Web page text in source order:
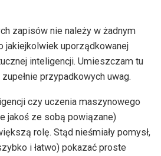
zapisów nie należy w żadnym
jakiejkolwiek uporządkowanej
inteligencji. Umieszczam tu
przypadkowych uwag.
czy uczenia maszynowego
jakoś ze sobą powiązane)
rolę. Stąd nieśmiały pomysł,
i łatwo) pokazać proste